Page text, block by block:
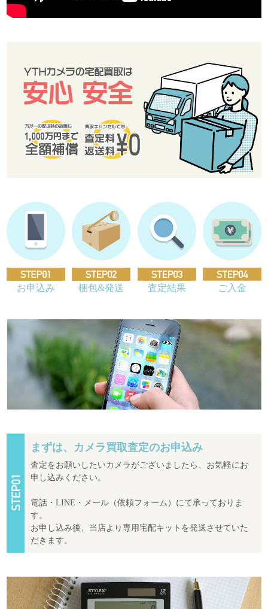
お申込み 梱包&発送 査定結果 ご入金
まずは、カメラ買取査定のお申込み
査定をお願いしたいカメラがございましたら、お気軽にお
申し込みください。
電話・LINE・メール（依頼フォーム）にて承っておりま
す。
お申し込み後、当店より専用宅配キットを発送させていた
だきます。